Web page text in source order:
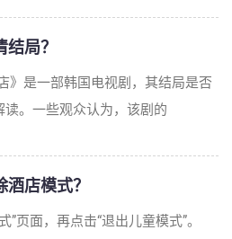
局？
》是一部韩国电视剧，其结局是否
。一些观众认为，该剧的
店模式？
”页面，再点击“退出儿童模式”。